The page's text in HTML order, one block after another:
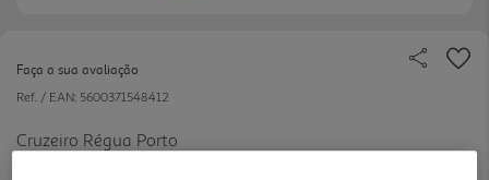
Faça a sua avaliação
Ref. / EAN: 5600371548412
Cruzeiro Régua Porto